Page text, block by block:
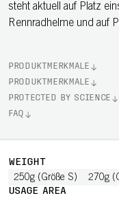
steht aktuell auf Platz
Rennradhelme und auf
PRODUKTMERKMALE
PRODUKTMERKMALE
PROTECTED BY SCIENCE
FAQ
WEIGHT
250g (Größe S) 270g
USAGE AREA